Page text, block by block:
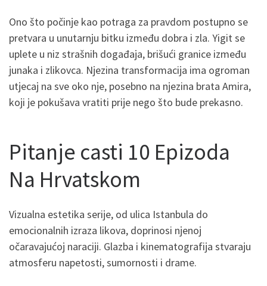
Ono što počinje kao potraga za pravdom postupno se
pretvara u unutarnju bitku između dobra i zla. Yigit se
uplete u niz strašnih događaja, brišući granice između
junaka i zlikovca. Njezina transformacija ima ogroman
utjecaj na sve oko nje, posebno na njezina brata Amira,
koji je pokušava vratiti prije nego što bude prekasno.
Pitanje casti 10 Epizoda
Na Hrvatskom
Vizualna estetika serije, od ulica Istanbula do
emocionalnih izraza likova, doprinosi njenoj
očaravajućoj naraciji. Glazba i kinematografija stvaraju
atmosferu napetosti, sumornosti i drame.